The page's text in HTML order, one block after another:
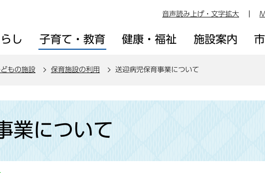
音声読み上げ・文字拡大
し 子育て・教育 健康・福祉 施設案内
もの施設 保育施設の利用 送迎病児保育事業について
業について